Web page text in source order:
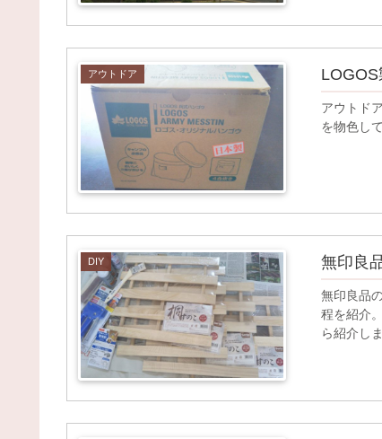
アウトドア
アウトド
を物色し
DIY 無印良
無印良品
程を紹介
ら紹介し